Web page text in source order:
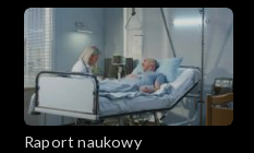
Raport naukowy